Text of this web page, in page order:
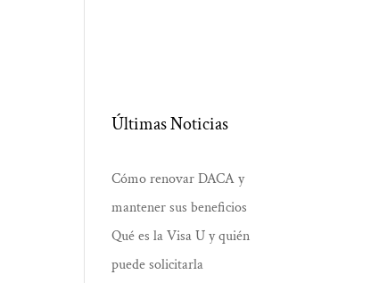
Últimas Noticias
Cómo renovar DACA y
mantener sus beneficios
Qué es la Visa U y quién
puede solicitarla